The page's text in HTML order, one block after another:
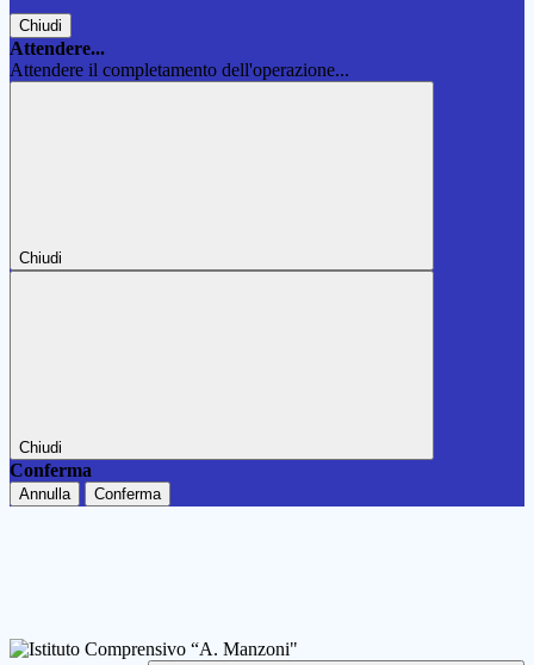
Chiudi
Attendere...
Attendere il completamento dell'operazione...
Chiudi
Chiudi
Conferma
Annulla Conferma